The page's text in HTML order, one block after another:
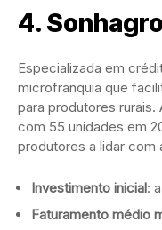
4. Sonhagro
Especializada em
microfranquia que
para produtores rurais.
com 55 unidades em
produtores a lidar com
Investimento inicial:
Faturamento médio